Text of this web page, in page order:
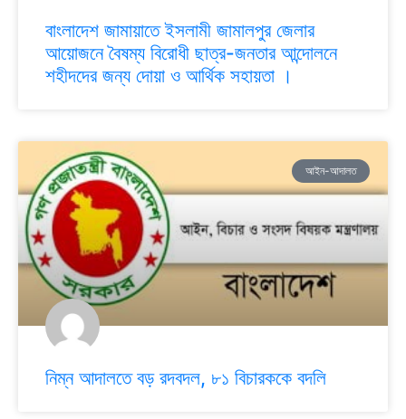
বাংলাদেশ জামায়াতে ইসলামী জামালপুর জেলার
আয়োজনে বৈষম্য বিরোধী ছাত্র-জনতার আন্দোলনে
শহীদদের জন্য দোয়া ও আর্থিক সহায়তা ।
আইন-আদালত
নিম্ন আদালতে বড় রদবদল, ৮১ বিচারককে বদলি